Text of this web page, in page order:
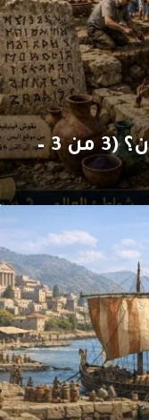
هل فعلًا “وُجدَ” الفينيقيون؟ (3 من 3 –